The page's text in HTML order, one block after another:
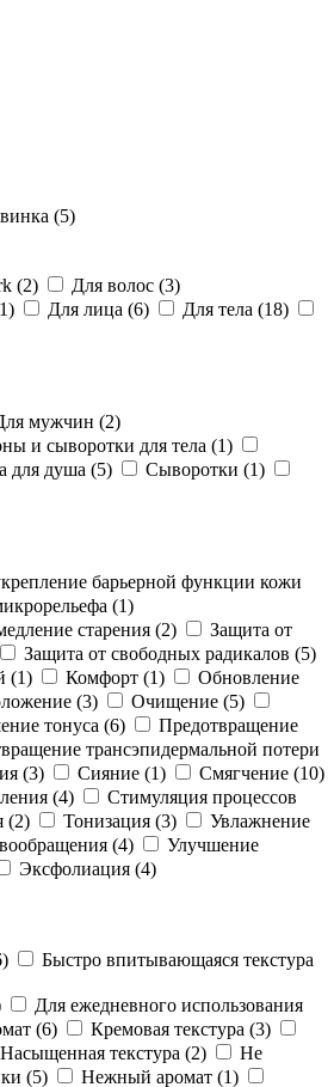
(5)
(2) Для волос (3)
1) Для лица (6) Для тела (18)
мужчин (2)
и сыворотки для тела (1)
для душа (5) Сыворотки (1)
барьерной функции кожи
(1)
старения (2)
Защита от
Защита от свободных радикалов (5)
(1) Комфорт (1)
Обновление
(3) Очищение (5)
тонуса (6)
Предотвращение
трансэпидермальной потери
(3) Сияние (1) Смягчение (10)
(4)
Стимуляция процессов
(2) Тонизация (3)
Увлажнение
(4)
Улучшение
Эксфолиация (4)
)
Быстро впитывающаяся текстура
Для ежедневного использования
(6) Кремовая текстура (3)
Насыщенная текстура (2)
Не
(5) Нежный аромат (1)